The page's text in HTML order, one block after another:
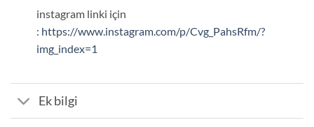
instagram linki için
: https://www.instagram.com/p/Cvg_PahsRfm/?
img_index=1
Ek bilgi